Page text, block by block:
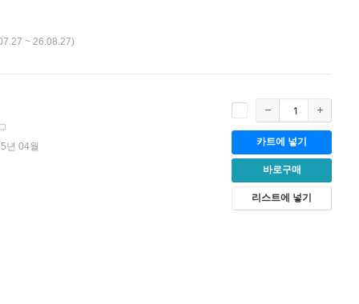
~ 26.08.27)
년 04월 카트에 넣기
바로구매
리스트에 넣기